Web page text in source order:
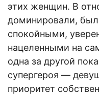
этих женщин. В
доминировали,
спокойными,
нацеленными на
одна за другой
супергероя —
приоритет